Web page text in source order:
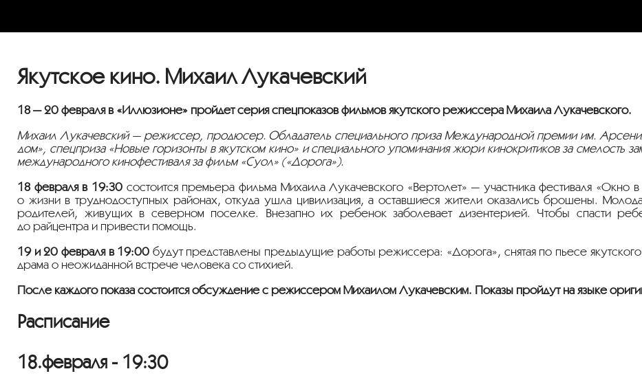
Якутское кино. Михаил Лукачевский
18 — 20 февраля в «Иллюзионе» пройдет серия спецпоказов фильмов якутского режиссера Михаила Лукачевского.
Михаил Лукачевский — режиссер, продюсер. Обладатель специального приза Международной премии им.
дом», спецприза «Новые горизонты в якутском кино» и специального упоминания жюри кинокритиков за смелость
международного кинофестиваля за фильм «Суол» («Дорога»).
18 февраля в 19:30 состоится премьера фильма Михаила Лукачевского «Вертолет» — участника фестиваля
о жизни в труднодоступных районах, откуда ушла цивилизация, а оставшиеся жители оказались брошены.
родителей, живущих в северном поселке. Внезапно их ребенок заболевает дизентерией. Чтобы спасти
до райцентра и привести помощь.
19 и 20 февраля в 19:00 будут представлены предыдущие работы режиссера: «Дорога», снятая по пьесе
драма о неожиданной встрече человека со стихией.
После каждого показа состоится обсуждение с режиссером Михаилом Лукачевским. Показы пройдут на языке
Расписание
18.февраля - 19:30